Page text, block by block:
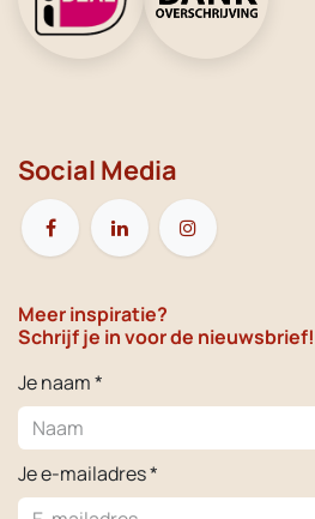
Social Media
Meer inspiratie?
Schrijf je in voor de nieuwsbrief!
Je naam *
Je e-mailadres *